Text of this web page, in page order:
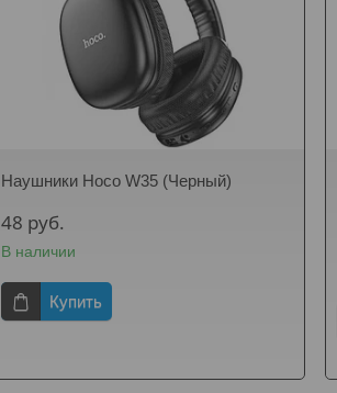
Наушники Hoco W35 (Черный)
48 руб.
В наличии
Купить